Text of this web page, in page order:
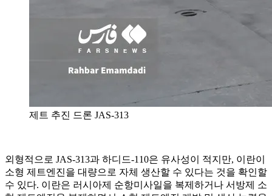
제트 추진 드론 JAS-313
외형적으로 JAS-313과 하디드-110은 유사성이 적지만, 이란이
소형 제트엔진을 대량으로 자체 생산할 수 있다는 것을 확인할
수 있다. 이란은 러시아제 순항미사일을 복제하거나 서방제 소